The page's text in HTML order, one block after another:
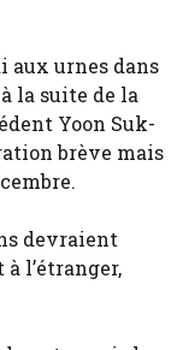
aux urnes dans
la suite de la
Yoon Suk-
brève mais
devraient
l’étranger,